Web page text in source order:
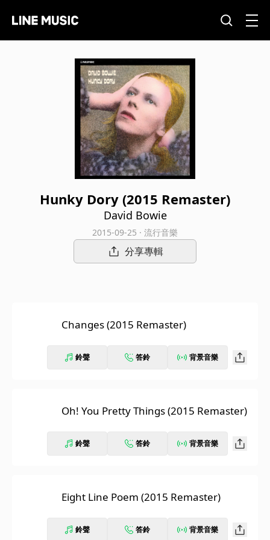
Hunky Dory (2015 Remaster)
David Bowie
2015-09-25 · 流行音樂
分享專輯
Changes (2015 Remaster)
鈴聲 答鈴 背景音樂
Oh! You Pretty Things (2015 Remaster)
鈴聲 答鈴 背景音樂
Eight Line Poem (2015 Remaster)
鈴聲 答鈴 背景音樂